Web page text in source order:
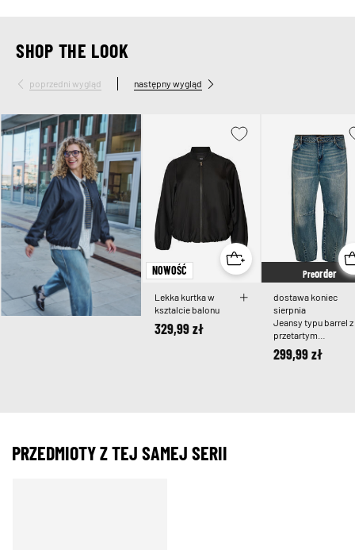
SHOP THE LOOK
poprzedni wygląd następny wygląd
NOWOŚĆ
Lekka kurtka w
ksztalcie balonu
329,99 zł
Preorder
dostawa koniec
sierpnia
Jeansy typu barrel z
przetartym
wykonczeniem
299,99 zł
PRZEDMIOTY Z TEJ SAMEJ SERII